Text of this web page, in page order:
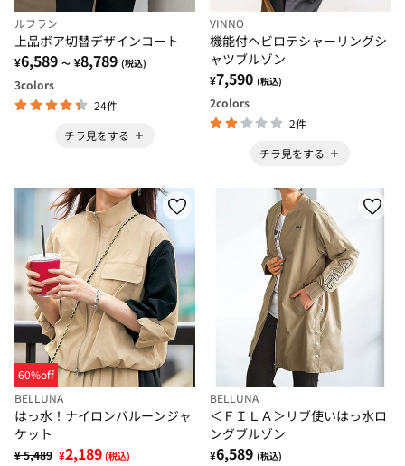
ルフラン
上品ボア切替デザインコート
¥6,589 ～ ¥8,789 (税込)
3colors
24件
チラ見をする
VINNO
機能付ヘビロテシャーリングシ
ャツブルゾン
¥7,590 (税込)
2colors
2件
チラ見をする
60%off
BELLUNA
はっ水！ナイロンバルーンジャ
ケット
¥ 5,489 ¥2,189 (税込)
BELLUNA
＜ＦＩＬＡ＞リブ使いはっ水ロ
ングブルゾン
¥6,589 (税込)